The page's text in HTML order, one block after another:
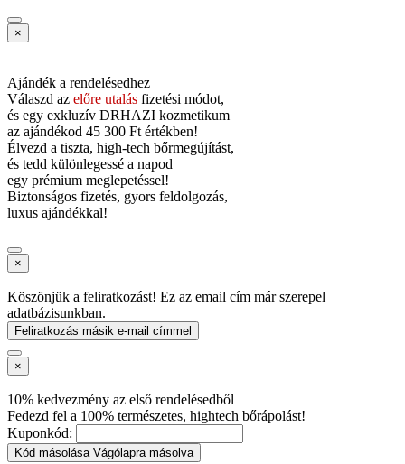
×
Ajándék a rendelésedhez
Válaszd az előre utalás fizetési módot,
és egy exkluzív DRHAZI kozmetikum
az ajándékod 45 300 Ft értékben!
Élvezd a tiszta, high-tech bőrmegújítást,
és tedd különlegessé a napod
egy prémium meglepetéssel!
Biztonságos fizetés, gyors feldolgozás,
luxus ajándékkal!
×
Köszönjük a feliratkozást! Ez az email cím már szerepel
adatbázisunkban.
Feliratkozás másik e-mail címmel
×
10% kedvezmény az első rendelésedből
Fedezd fel a 100% természetes, hightech bőrápolást!
Kuponkód:
Kód másolása Vágólapra másolva